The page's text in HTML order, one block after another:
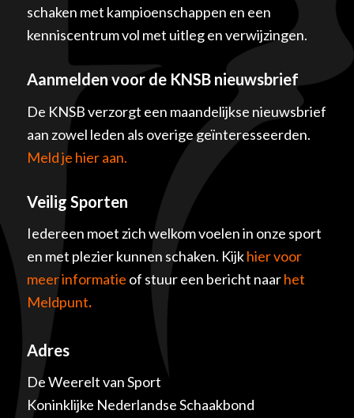
schaken met kampioenschappen en een
kenniscentrum vol met uitleg en verwijzingen.
Aanmelden voor de KNSB nieuwsbrief
De KNSB verzorgt een maandelijkse nieuwsbrief
aan zowel leden als overige geïnteresseerden.
Meld je hier aan.
Veilig Sporten
Iedereen moet zich welkom voelen in onze sport
en met plezier kunnen schaken. Kijkhier voor
meer informatie of stuur een bericht naarhet
Meldpunt.
Adres
De Weerelt van Sport
Koninklijke Nederlandse Schaakbond